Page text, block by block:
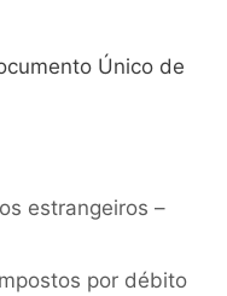
Único de
estrangeiros –
por débito